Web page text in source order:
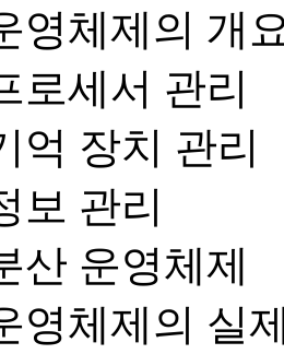
영체제의 개
로세서 관리
억 장치 관리
보 관리
산 운영체제
영체제의 실